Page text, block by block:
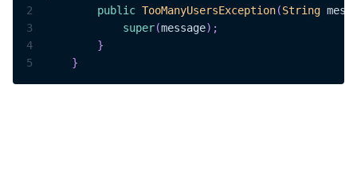
2
public TooManyUsersException(String
3
super(message) ;
4
}
5
}